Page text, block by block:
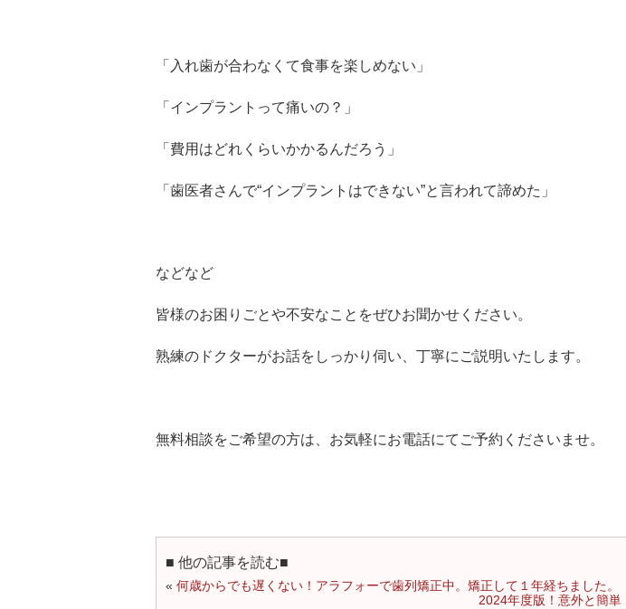
「入れ歯が合わなくて食事を楽しめない」
「インプラントって痛いの？」
「費用はどれくらいかかるんだろう」
「歯医者さんで“インプラントはできない”と言われて諦めた」
などなど
皆様のお困りごとや不安なことをぜひお聞かせください。
熟練のドクターがお話をしっかり伺い、丁寧にご説明いたします。
無料相談をご希望の方は、お気軽にお電話にてご予約くださいませ。
■ 他の記事を読む■
« 何歳からでも遅くない！アラフォーで歯列矯正中。矯正して１年経ちました。
2024年度版！意外と簡